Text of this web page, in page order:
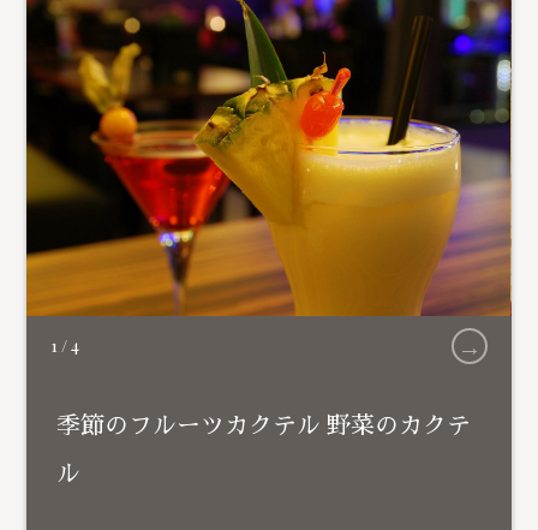
1 /4 →
季節のフルーツカクテル 野菜のカクテ
ル